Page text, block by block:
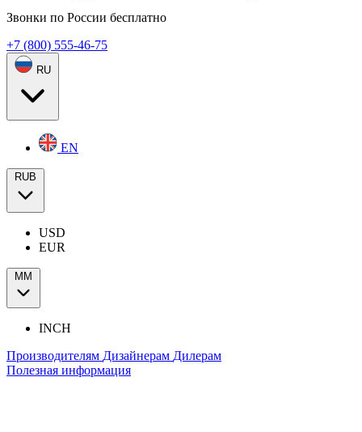
Звонки по России бесплатно
+7 (800) 555-46-75
RU
EN
RUB
USD
EUR
ММ
INCH
Производителям Дизайнерам Дилерам
Полезная информация